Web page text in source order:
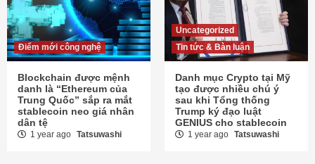
Điểm mới công nghệ
Blockchain được mệnh
danh là “Ethereum của
Trung Quốc” sắp ra mắt
stablecoin neo giá nhân
dân tệ
1 year ago Tatsuwashi
Uncategorized
Tin tức & Bàn luận
Danh mục Crypto tại Mỹ
tạo được nhiều chú ý
sau khi Tổng thống
Trump ký đạo luật
GENIUS cho stablecoin
1 year ago Tatsuwashi